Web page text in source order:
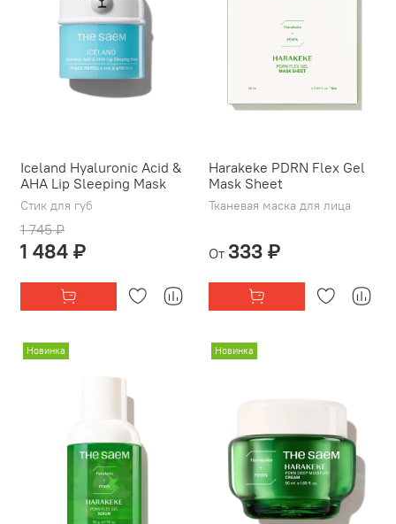
Iceland Hyaluronic Acid &
AHA Lip Sleeping Mask
Стик для губ
1 745 ₽
1 484 ₽
Harakeke PDRN Flex Gel
Mask Sheet
Тканевая маска для лица
От 333 ₽
Новинка Новинка